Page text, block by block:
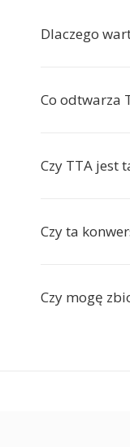
Dlaczego
Co odtwarza
Czy TTA jest
Czy ta
Czy mogę